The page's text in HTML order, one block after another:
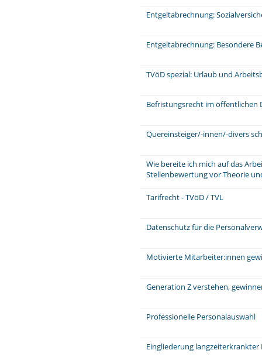
Entgeltabrechnung:
Entgeltabrechnung: Besondere
TVöD spezial: Urlaub und
Befristungsrecht im öffentlichen
Quereinsteiger/-innen/-divers
Wie bereite ich mich auf das
Stellenbewertung vor Theorie
Tarifrecht - TVöD / TVL
Datenschutz für die
Motivierte Mitarbeiter:innen
Generation Z verstehen,
Professionelle Personalauswahl
Eingliederung